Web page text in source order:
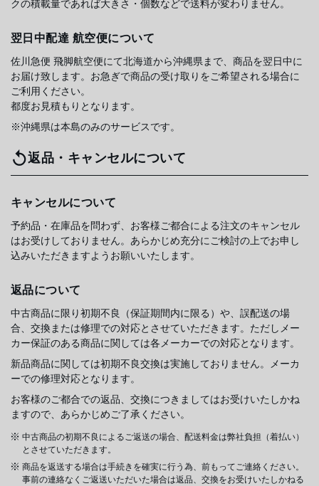
クの積載量であれば大きさ・個数などで送料が変わりません。
翌日中配達 航空便について
佐川急便 飛脚航空便にて北海道から沖縄県まで、商品を翌日中に
お届け致します。お急ぎで商品の受け取りをご希望される場合に
ご利用ください。
都度お見積もりとなります。
※沖縄県は本島のみのサービスです。
返品・キャンセルについて
キャンセルについて
予約品・在庫品を問わず、お客様ご都合による注文のキャンセル
はお受けしておりません。あらかじめ充分にご検討の上でお申し
込みいただきますようお願いいたします。
返品について
中古商品に限り初期不良（保証期間内に限る）や、誤配送の場
合、交換または修理での対応とさせていただきます。ただしメー
カー保証のある商品に関しては各メーカーでの対応となります。
新品商品に関しては初期不良交換は実施しておりません。メーカ
ーでの修理対応となります。
お客様のご都合での返品、交換につきましてはお受けいたしかね
ますので、あらかじめご了承ください。
中古商品の初期不良によるご返送の場合、配送料金は弊社負担（着払い）
とさせていただきます。
商品を返送する場合は手続きを確実に行う為、前もってご連絡ください。
事前の連絡なくご返送いただいた場合は返品、交換をお受けいたしかねる